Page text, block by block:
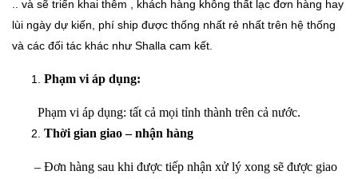
.. và sẽ triển khai thêm , khách hàng không thất lạc đơn hàng hay
lùi ngày dự kiến, phí ship được thống nhất rẻ nhất trên hệ thống
và các đối tác khác như Shalla cam kết.
Phạm vi áp dụng:
Phạm vi áp dụng: tất cả mọi tỉnh thành trên cả nước.
Thời gian giao – nhận hàng
– Đơn hàng sau khi được tiếp nhận xử lý xong sẽ được giao